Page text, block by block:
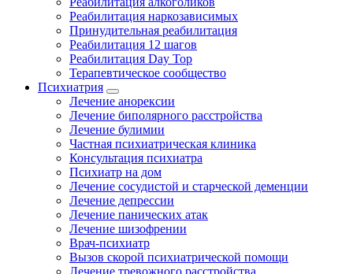
Реабилитация наркозависимых
Принудительная реабилитация
Реабилитация 12 шагов
Реабилитация Day Top
Терапевтическое сообщество
Психиатрия
Лечение анорексии
Лечение биполярного расстройства
Лечение булимии
Частная психиатрическая клиника
Консультация психиатра
Психиатр на дом
Лечение сосудистой и старческой деменции
Лечение депрессии
Лечение панических атак
Лечение шизофрении
Врач-психиатр
Вызов скорой психиатрической помощи
Лечение тревожного расстройства